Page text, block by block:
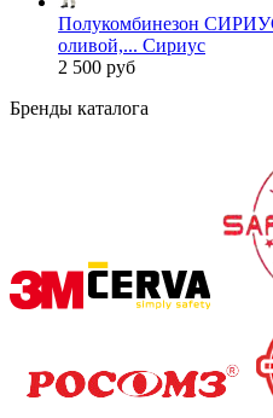
Полукомбинезон
оливой,... Сириус
2 500 руб
Бренды каталога